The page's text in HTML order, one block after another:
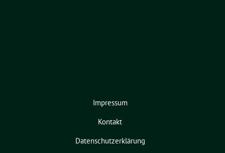
Impressum
Kontakt
Datenschutzerklärung